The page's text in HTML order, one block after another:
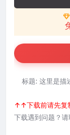
标题: 这里是描
↑↑下载前请先复
下载遇到问题？